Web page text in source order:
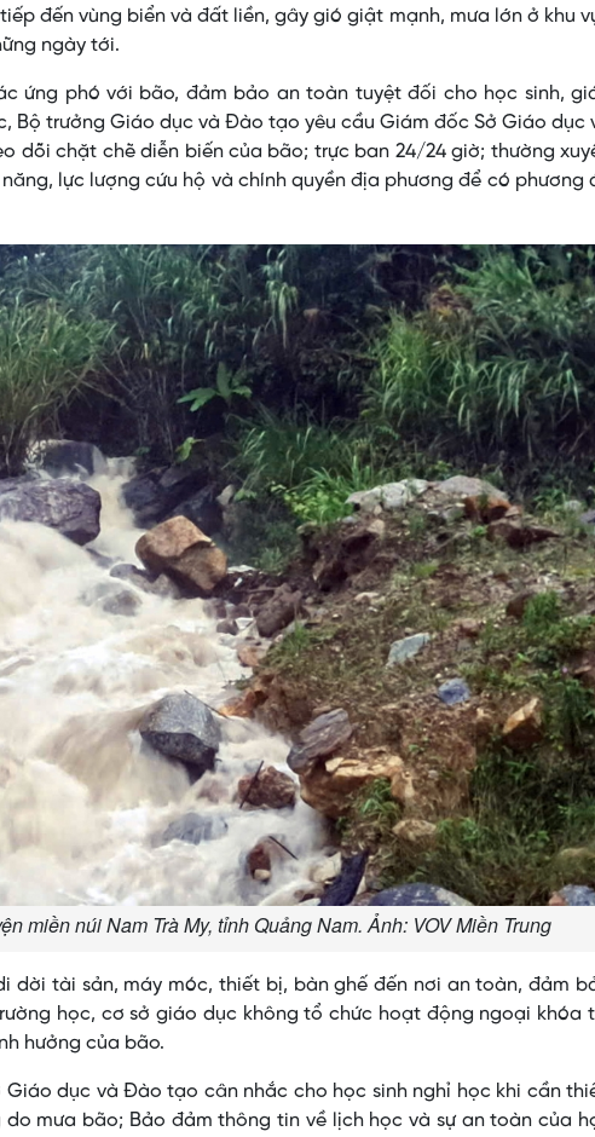
đến vùng biển và đất liền, gây gió giật mạnh, mưa lớn ở khu
ngày tới.
ứng phó với bão, đảm bảo an toàn tuyệt đối cho học sinh,
Bộ trưởng Giáo dục và Đào tạo yêu cầu Giám đốc Sở Giáo dục
dõi chặt chẽ diễn biến của bão; trực ban 24/24 giờ; thường
lực lượng cứu hộ và chính quyền địa phương để có phương
miền núi Nam Trà My, tỉnh Quảng Nam. Ảnh: VOV Miền Trung
dời tài sản, máy móc, thiết bị, bàn ghế đến nơi an toàn, đảm
học, cơ sở giáo dục không tổ chức hoạt động ngoại khóa
hưởng của bão.
dục và Đào tạo cân nhắc cho học sinh nghỉ học khi cần
mưa bão; Bảo đảm thông tin về lịch học và sự an toàn của